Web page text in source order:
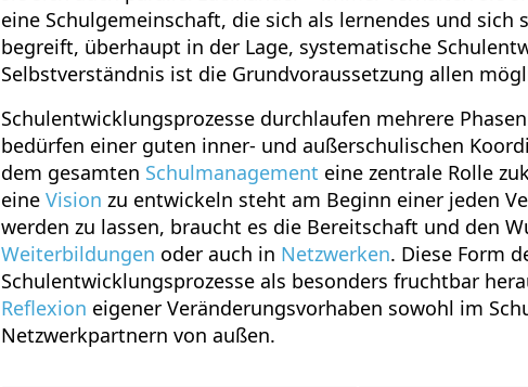
eine Schulgemeinschaft, die sich als lernendes und
begreift, überhaupt in der Lage, systematische
Selbstverständnis ist die Grundvoraussetzung allen
Schulentwicklungsprozesse durchlaufen mehrere
bedürfen einer guten inner- und außerschulischen
dem gesamten Schulmanagement eine zentrale Rolle
eine Vision zu entwickeln steht am Beginn einer jeden
werden zu lassen, braucht es die Bereitschaft und den
Weiterbildungen oder auch in Netzwerken. Diese Form
Schulentwicklungsprozesse als besonders fruchtbar
Reflexion eigener Veränderungsvorhaben sowohl im
Netzwerkpartnern von außen.